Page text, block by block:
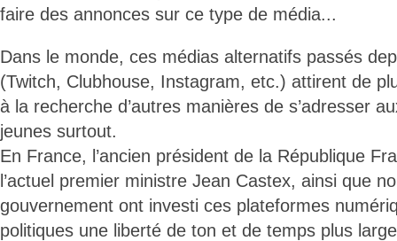
faire des annonces sur ce type de média...
Dans le monde, ces médias alternatifs passés
(Twitch, Clubhouse, Instagram, etc.) attirent de
à la recherche d’autres manières de s’adresser
jeunes surtout.
En France, l’ancien président de la République
l’actuel premier ministre Jean Castex, ainsi que
gouvernement ont investi ces plateformes
politiques une liberté de ton et de temps plus